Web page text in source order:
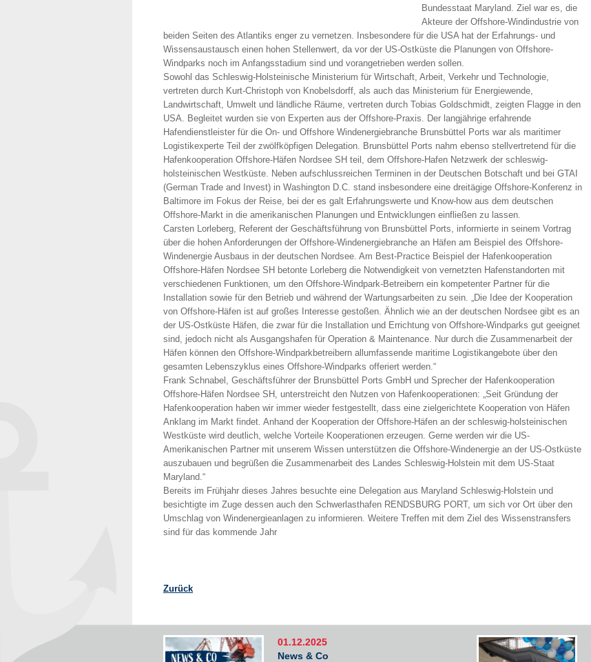
Bundesstaat Maryland. Ziel war es, die
Akteure der Offshore-Windindustrie von
beiden Seiten des Atlantiks enger zu vernetzen. Insbesondere für die USA hat der Erfahrungs- und
Wissensaustausch einen hohen Stellenwert, da vor der US-Ostküste die Planungen von Offshore-
Windparks noch im Anfangsstadium sind und vorangetrieben werden sollen.
Sowohl das Schleswig-Holsteinische Ministerium für Wirtschaft, Arbeit, Verkehr und Technologie,
vertreten durch Kurt-Christoph von Knobelsdorff, als auch das Ministerium für Energiewende,
Landwirtschaft, Umwelt und ländliche Räume, vertreten durch Tobias Goldschmidt, zeigten Flagge in den
USA. Begleitet wurden sie von Experten aus der Offshore-Praxis. Der langjährige erfahrende
Hafendienstleister für die On- und Offshore Windenergiebranche Brunsbüttel Ports war als maritimer
Logistikexperte Teil der zwölfköpfigen Delegation. Brunsbüttel Ports nahm ebenso stellvertretend für die
Hafenkooperation Offshore-Häfen Nordsee SH teil, dem Offshore-Hafen Netzwerk der schleswig-
holsteinischen Westküste. Neben aufschlussreichen Terminen in der Deutschen Botschaft und bei GTAI
(German Trade and Invest) in Washington D.C. stand insbesondere eine dreitägige Offshore-Konferenz in
Baltimore im Fokus der Reise, bei der es galt Erfahrungswerte und Know-how aus dem deutschen
Offshore-Markt in die amerikanischen Planungen und Entwicklungen einfließen zu lassen.
Carsten Lorleberg, Referent der Geschäftsführung von Brunsbüttel Ports, informierte in seinem Vortrag
über die hohen Anforderungen der Offshore-Windenergiebranche an Häfen am Beispiel des Offshore-
Windenergie Ausbaus in der deutschen Nordsee. Am Best-Practice Beispiel der Hafenkooperation
Offshore-Häfen Nordsee SH betonte Lorleberg die Notwendigkeit von vernetzten Hafenstandorten mit
verschiedenen Funktionen, um den Offshore-Windpark-Betreibern ein kompetenter Partner für die
Installation sowie für den Betrieb und während der Wartungsarbeiten zu sein. „Die Idee der Kooperation
von Offshore-Häfen ist auf großes Interesse gestoßen. Ähnlich wie an der deutschen Nordsee gibt es an
der US-Ostküste Häfen, die zwar für die Installation und Errichtung von Offshore-Windparks gut geeignet
sind, jedoch nicht als Ausgangshafen für Operation & Maintenance. Nur durch die Zusammenarbeit der
Häfen können den Offshore-Windparkbetreibern allumfassende maritime Logistikangebote über den
gesamten Lebenszyklus eines Offshore-Windparks offeriert werden.“
Frank Schnabel, Geschäftsführer der Brunsbüttel Ports GmbH und Sprecher der Hafenkooperation
Offshore-Häfen Nordsee SH, unterstreicht den Nutzen von Hafenkooperationen: „Seit Gründung der
Hafenkooperation haben wir immer wieder festgestellt, dass eine zielgerichtete Kooperation von Häfen
Anklang im Markt findet. Anhand der Kooperation der Offshore-Häfen an der schleswig-holsteinischen
Westküste wird deutlich, welche Vorteile Kooperationen erzeugen. Gerne werden wir die US-
Amerikanischen Partner mit unserem Wissen unterstützen die Offshore-Windenergie an der US-Ostküste
auszubauen und begrüßen die Zusammenarbeit des Landes Schleswig-Holstein mit dem US-Staat
Maryland.“
Bereits im Frühjahr dieses Jahres besuchte eine Delegation aus Maryland Schleswig-Holstein und
besichtigte im Zuge dessen auch den Schwerlasthafen RENDSBURG PORT, um sich vor Ort über den
Umschlag von Windenergieanlagen zu informieren. Weitere Treffen mit dem Ziel des Wissenstransfers
sind für das kommende Jahr
Zurück
01.12.2025
News & Co